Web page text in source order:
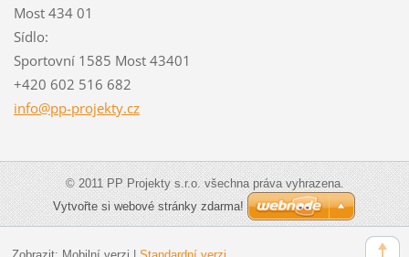
Most 434 01
Sídlo:
Sportovní 1585 Most 43401
+420 602 516 682
info@pp-projekty.cz
© 2011 PP Projekty s.r.o. všechna práva vyhrazena.
Vytvořte si webové stránky zdarma!